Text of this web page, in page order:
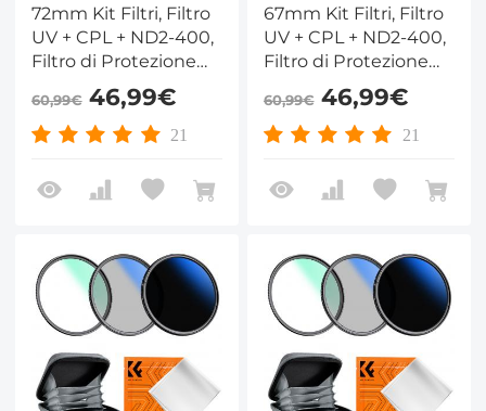
72mm Kit Filtri, Filtro
UV + CPL + ND2-400,
Filtro di Protezione
MCUV + Polarizzatore
+ Densità Neutra
ND2-400 con
Serie Nano-Klear
60,99€46,99€
21
67mm Kit Filtri, Filtro
UV + CPL + ND2-400,
Filtro di Protezione
MCUV + Polarizzatore
+ Densità Neutra
ND2-400 con
Serie Nano-Klear
60,99€46,99€
21